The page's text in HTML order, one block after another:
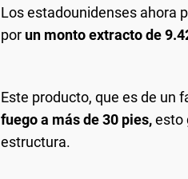
Los estadounidenses ahora
por un monto extracto de
Este producto, que es de un
fuego a más de 30 pies,esto
estructura.